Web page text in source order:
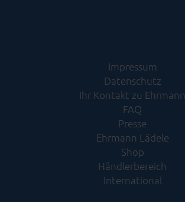
Impressum
Datenschutz
Ihr Kontakt zu Ehrmann
FAQ
Presse
Ehrmann Lädele
Shop
Händlerbereich
International